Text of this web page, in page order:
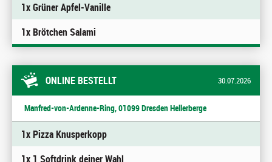
1x Grüner Apfel-Vanille
1x Brötchen Salami
ONLINE BESTELLT 30.07.2026
Manfred-von-Ardenne-Ring, 01099 Dresden Hellerberge
1x Pizza Knusperkopp
1x 1 Softdrink deiner Wahl